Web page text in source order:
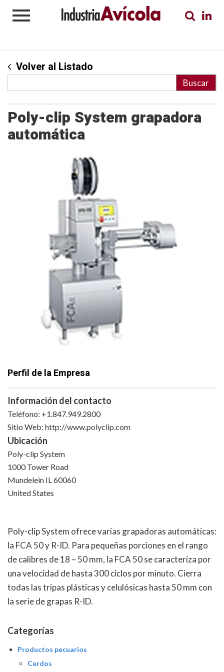
Volver al Listado
Poly-clip System grapadora
automática
Perfil de la Empresa
Información del contacto
Teléfono: +1.847.949.2800
Sitio Web: http://www.polyclip.com
Ubicación
Poly-clip System
1000 Tower Road
Mundelein IL 60060
United States
Poly-clip System ofrece varias grapadoras automáticas:
la FCA 50 y R-ID. Para pequeñas porciones en el rango
de calibres de 18 – 50 mm, la FCA 50 se caracteriza por
una velocidad de hasta 300 ciclos por minuto. Cierra
todas las tripas plásticas y celulósicas hasta 50 mm con
la serie de grapas R-ID.
Categorías
Productos pecuarios
Cerdos